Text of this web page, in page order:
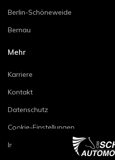
Berlin-Schöneweide
Bernau
Mehr
Karriere
Kontakt
Datenschutz
Cookie-Einstellungen
Impressum